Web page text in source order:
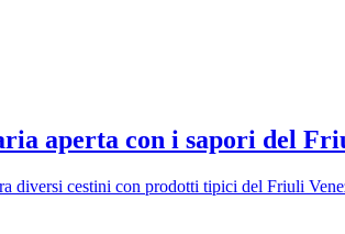
aperta con i sapori del
diversi cestini con prodotti tipici del Friuli